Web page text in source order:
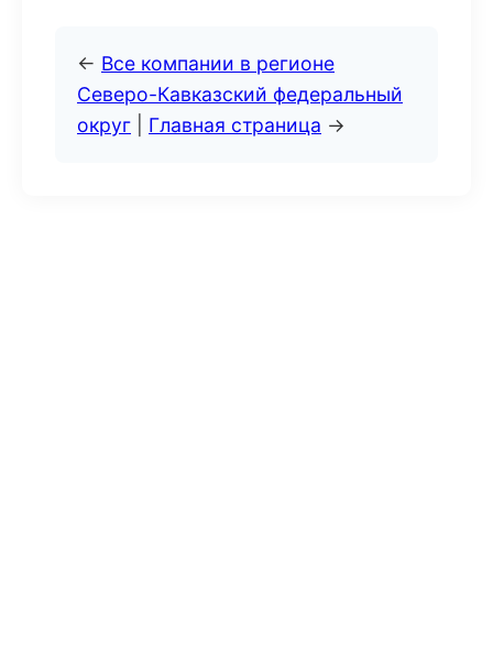
← Все компании в регионе
Северо-Кавказский федеральный
округ
Главная страница →